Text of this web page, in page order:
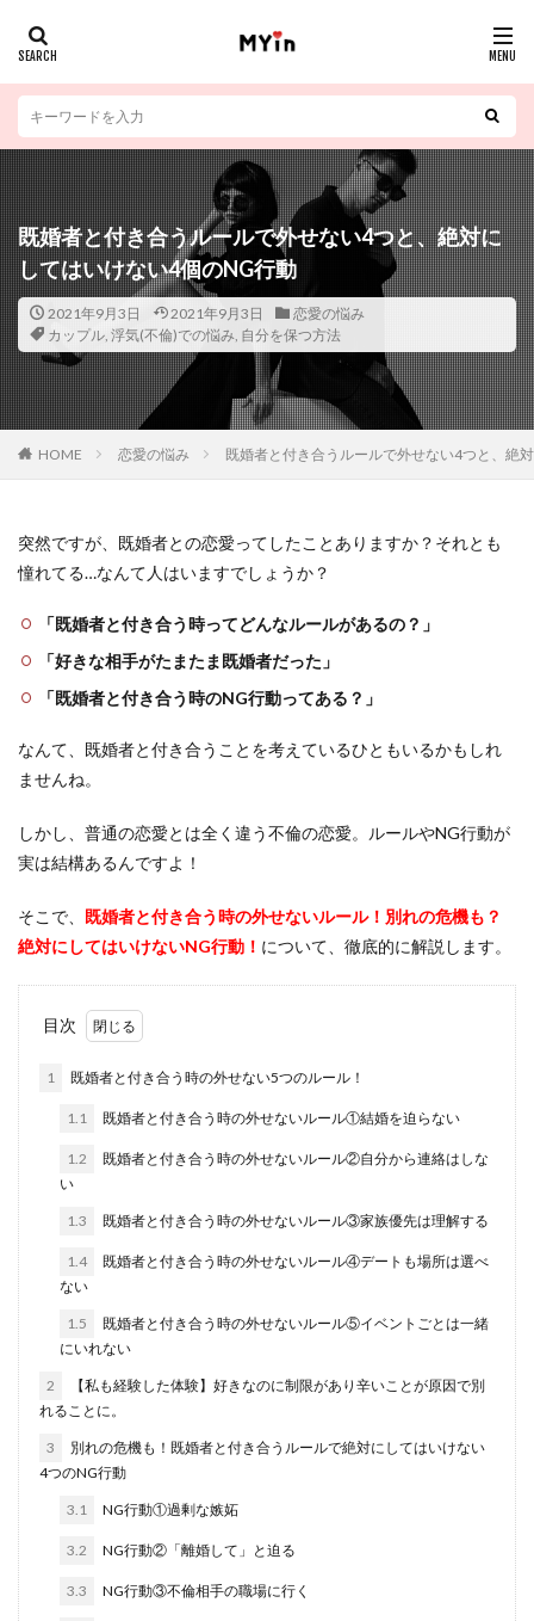
既婚者と付き合うルールで外せない4つと、絶対に
してはいけない4個のNG行動
2021年9月3日 2021年9月3日
恋愛の悩み
カップル, 浮気(不倫)での悩み, 自分を保つ方法
HOME 恋愛の悩み 既婚者と付き合うルールで外せない4つと、絶
突然ですが、既婚者との恋愛ってしたことありますか？それとも
憧れてる…なんて人はいますでしょうか？
「既婚者と付き合う時ってどんなルールがあるの？」
「好きな相手がたまたま既婚者だった」
「既婚者と付き合う時のNG行動ってある？」
なんて、既婚者と付き合うことを考えているひともいるかもしれ
ませんね。
しかし、普通の恋愛とは全く違う不倫の恋愛。ルールやNG行動が
実は結構あるんですよ！
そこで、 既婚者と付き合う時の外せないルール！別れの危機も？
絶対にしてはいけないNG行動！ について、徹底的に解説します。
目次
1 既婚者と付き合う時の外せない5つのルール！
1.1 既婚者と付き合う時の外せないルール①結婚を迫らない
1.2
既婚者と付き合う時の外せないルール②自分から連絡はしな
い
1.3 既婚者と付き合う時の外せないルール③家族優先は理解する
1.4
既婚者と付き合う時の外せないルール④デートも場所は選べ
ない
1.5
既婚者と付き合う時の外せないルール⑤イベントごとは一緒
にいれない
2
【私も経験した体験】好きなのに制限があり辛いことが原因で別
れることに。
3
別れの危機も！既婚者と付き合うルールで絶対にしてはいけない
4つのNG行動
3.1 NG行動①過剰な嫉妬
3.2 NG行動②「離婚して」と迫る
3.3 NG行動③不倫相手の職場に行く